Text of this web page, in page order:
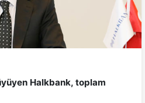
Halkbank, toplam